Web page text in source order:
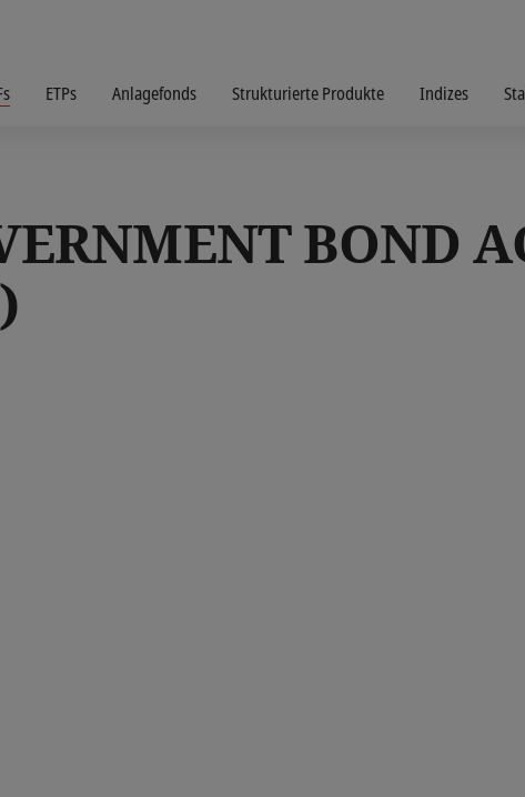
ETPs Anlagefonds Strukturierte Produkte Indizes
BOND